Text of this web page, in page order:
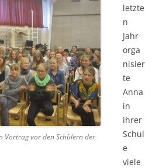
Vortrag vor den Schülern der
letzte
n
Jahr
orga
nisier
te
Anna
in
ihrer
Schul
e
viele